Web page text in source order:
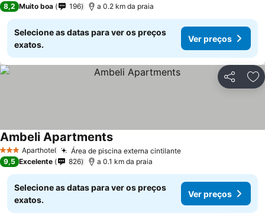
8,2 Muito boa 196 a 0.2 km da praia
Selecione as datas para ver os preços
exatos.
Ver preços
Partilhar
3 EstrelasAparthotel Área de piscina externa cintilanteVer preços
Ambeli ApartmentsVer preços
9,5 Excelente 826 a 0.1 km da praia
Selecione as datas para ver os preços
exatos.
Ver preços